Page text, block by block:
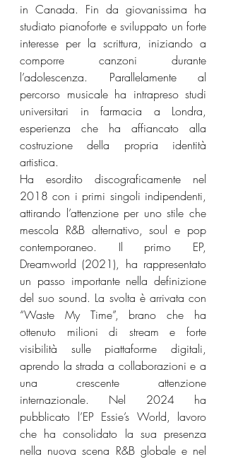
in Canada. Fin da giovanissima ha
studiato pianoforte e sviluppato un forte
interesse per la scrittura, iniziando a
comporre canzoni durante
l’adolescenza. Parallelamente al
percorso musicale ha intrapreso studi
universitari in farmacia a Londra,
esperienza che ha affiancato alla
costruzione della propria identità
artistica.
Ha esordito discograficamente nel
2018 con i primi singoli indipendenti,
attirando l’attenzione per uno stile che
mescola R&B alternativo, soul e pop
contemporaneo. Il primo EP,
Dreamworld (2021), ha rappresentato
un passo importante nella definizione
del suo sound. La svolta è arrivata con
“Waste My Time”, brano che ha
ottenuto milioni di stream e forte
visibilità sulle piattaforme digitali,
aprendo la strada a collaborazioni e a
una crescente attenzione
internazionale. Nel 2024 ha
pubblicato l’EP Essie’s World, lavoro
che ha consolidato la sua presenza
nella nuova scena R&B globale e nel